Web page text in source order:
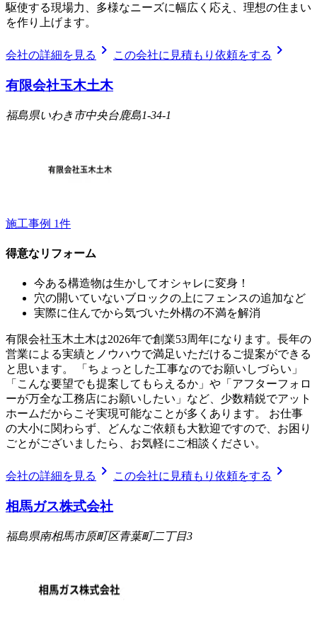
駆使する現場力、多様なニーズに幅広く応え、理想の住まい
を作り上げます。
会社の詳細を見る chevron_right この会社に見積もり依頼をする chevron_right
有限会社玉木土木
福島県いわき市中央台鹿島1-34-1
施工事例 1件
得意なリフォーム
今ある構造物は生かしてオシャレに変身！
穴の開いていないブロックの上にフェンスの追加など
実際に住んでから気づいた外構の不満を解消
有限会社玉木土木は2026年で創業53周年になります。長年の
営業による実績とノウハウで満足いただけるご提案ができる
と思います。 「ちょっとした工事なのでお願いしづらい」
「こんな要望でも提案してもらえるか」や「アフターフォロ
ーが万全な工務店にお願いしたい」など、少数精鋭でアット
ホームだからこそ実現可能なことが多くあります。 お仕事
の大小に関わらず、どんなご依頼も大歓迎ですので、お困り
ごとがございましたら、お気軽にご相談ください。
会社の詳細を見る chevron_right この会社に見積もり依頼をする chevron_right
相馬ガス株式会社
福島県南相馬市原町区青葉町二丁目3